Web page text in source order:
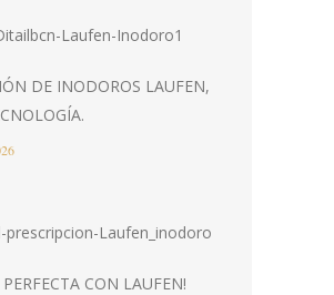
DE INODOROS LAUFEN,
CON LAUFEN!